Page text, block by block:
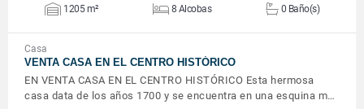
1205 m² 8 Alcobas 0 Baño(s)
Casa
VENTA CASA EN EL CENTRO HISTÓRICO
EN VENTA CASA EN EL CENTRO HISTÓRICO Esta hermosa
casa data de los años 1700 y se encuentra en una esquina m…